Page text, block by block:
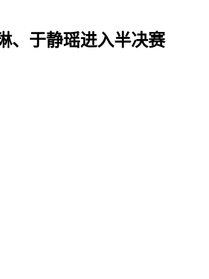
、于静瑶进入半决赛